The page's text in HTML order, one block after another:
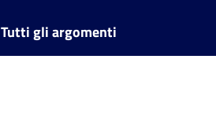
Tutti gli argomenti